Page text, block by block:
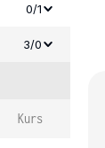
0/1
3/0
Kurs